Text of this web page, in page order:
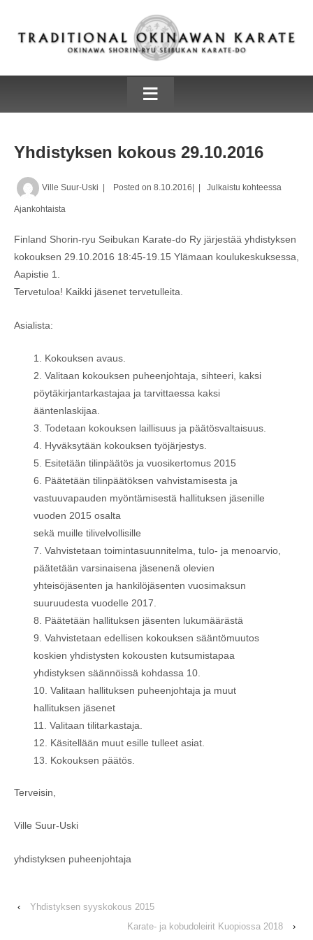
≡
Yhdistyksen kokous 29.10.2016
Ville Suur-Uski Posted on8.10.2016 Julkaistu kohteessa
Ajankohtaista
Finland Shorin-ryu Seibukan Karate-do Ry järjestää yhdistyksen
kokouksen 29.10.2016 18:45-19.15 Ylämaan koulukeskuksessa,
Aapistie 1.
Tervetuloa! Kaikki jäsenet tervetulleita.
Asialista:
Kokouksen avaus.
Valitaan kokouksen puheenjohtaja, sihteeri, kaksi
pöytäkirjantarkastajaa ja tarvittaessa kaksi
ääntenlaskijaa.
Todetaan kokouksen laillisuus ja päätösvaltaisuus.
Hyväksytään kokouksen työjärjestys.
Esitetään tilinpäätös ja vuosikertomus 2015
Päätetään tilinpäätöksen vahvistamisesta ja
vastuuvapauden myöntämisestä hallituksen jäsenille
vuoden 2015 osalta
sekä muille tilivelvollisille
Vahvistetaan toimintasuunnitelma, tulo- ja menoarvio,
päätetään varsinaisena jäsenenä olevien
yhteisöjäsenten ja hankilöjäsenten vuosimaksun
suuruudesta vuodelle 2017.
Päätetään hallituksen jäsenten lukumäärästä
Vahvistetaan edellisen kokouksen sääntömuutos
koskien yhdistysten kokousten kutsumistapaa
yhdistyksen säännöissä kohdassa 10.
Valitaan hallituksen puheenjohtaja ja muut
hallituksen jäsenet
Valitaan tilitarkastaja.
Käsitellään muut esille tulleet asiat.
Kokouksen päätös.
Terveisin,
Ville Suur-Uski
yhdistyksen puheenjohtaja
‹
Yhdistyksen syyskokous 2015
Karate- ja kobudoleirit Kuopiossa 2018
›